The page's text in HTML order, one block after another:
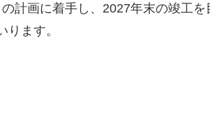
計画に着手し、2027年末の竣工を
ます。